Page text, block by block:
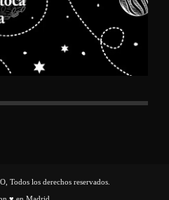
Todos los derechos reservados.